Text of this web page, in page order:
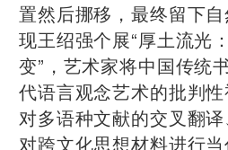
置然后挪移，最终留下
现王绍强个展“厚土流光
变”，艺术家将中国传统
代语言观念艺术的批判
对多语种文献的交叉翻译
对跨文化思想材料进行